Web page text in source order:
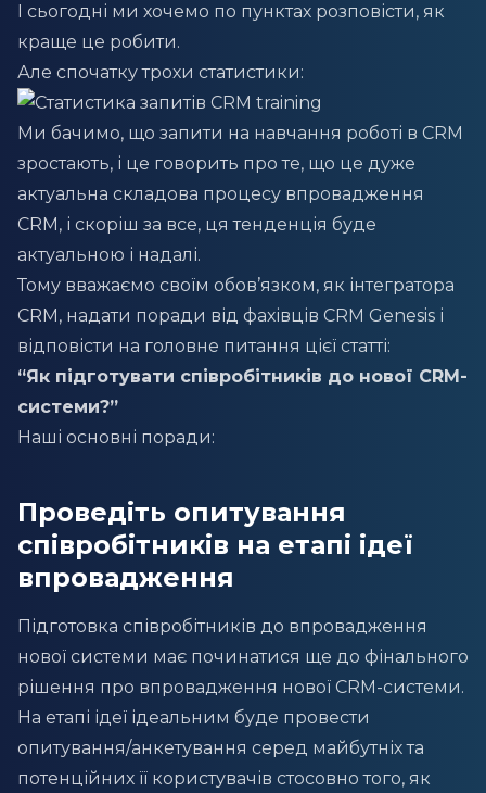
І сьогодні ми хочемо по пунктах розповісти, як
краще це робити.
Але спочатку трохи статистики:
Ми бачимо, що запити на навчання роботі в CRM
зростають, і це говорить про те, що це дуже
актуальна складова процесу впровадження
CRM, і скоріш за все, ця тенденція буде
актуальною і надалі.
Тому вважаємо своїм обов’язком, як інтегратора
CRM, надати поради від фахівців CRM Genesis і
відповісти на головне питання цієї статті:
“Як підготувати співробітників до нової CRM-
системи?”
Наші основні поради:
Проведіть опитування
співробітників на етапі ідеї
впровадження
Підготовка співробітників до впровадження
нової системи має починатися ще до фінального
рішення про впровадження нової CRM-системи.
На етапі ідеї ідеальним буде провести
опитування/анкетування серед майбутніх та
потенційних її користувачів стосовно того, як